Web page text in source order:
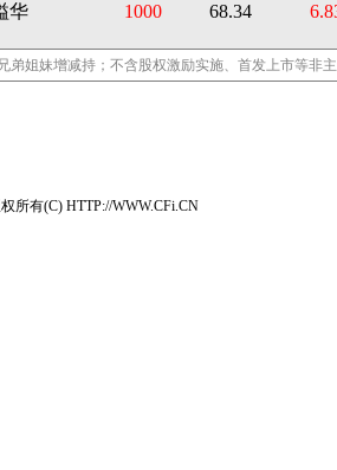
华 1000 68.34
弟姐妹增减持；不含股权激励实施、首发上市等非
所有(C) HTTP://WWW.CFi.CN